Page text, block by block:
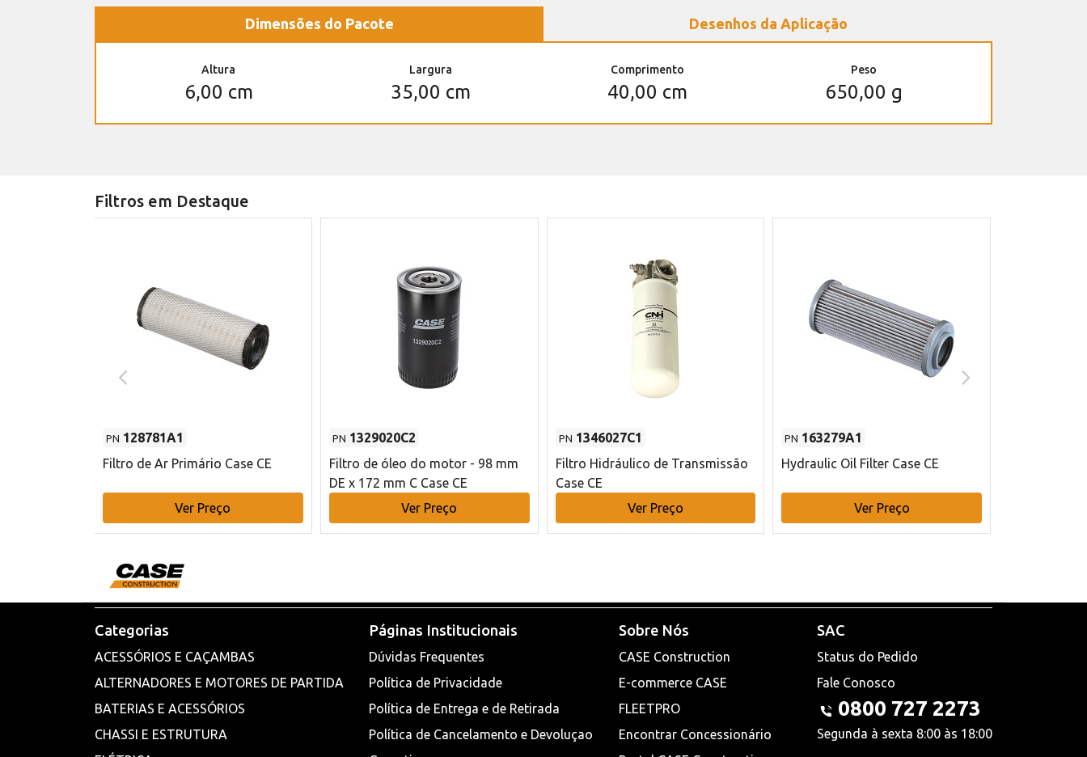
Dimensões do Pacote Desenhos da Aplicação
Altura
6,00 cm
Largura
35,00 cm
Comprimento
40,00 cm
Peso
650,00 g
Filtros em Destaque
PN 128781A1
Filtro de Ar Primário Case CE
Ver Preço
PN 1329020C2
Filtro de óleo do motor - 98 mm
DE x 172 mm C Case CE
Ver Preço
PN 1346027C1
Filtro Hidráulico de Transmissão
Case CE
Ver Preço
PN 163279A1
Hydraulic Oil Filter Case CE
Ver Preço
Categorias
ACESSÓRIOS E CAÇAMBAS
ALTERNADORES E MOTORES DE PARTIDA
BATERIAS E ACESSÓRIOS
CHASSI E ESTRUTURA
Páginas Institucionais
Dúvidas Frequentes
Política de Privacidade
Política de Entrega e de Retirada
Política de Cancelamento e Devoluçao
Sobre Nós
CASE Construction
E-commerce CASE
FLEETPRO
Encontrar Concessionário
SAC
Status do Pedido
Fale Conosco
0800 727 2273
Segunda à sexta 8:00 às 18:00